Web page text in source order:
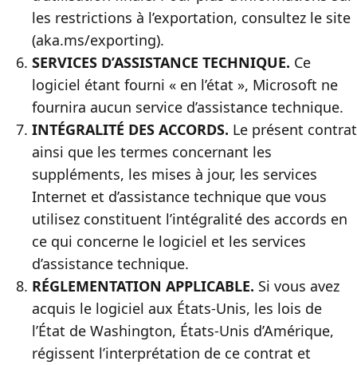
les restrictions à l’exportation, consultez le site
(aka.ms/exporting).
SERVICES D’ASSISTANCE TECHNIQUE. Ce
logiciel étant fourni « en l’état », Microsoft ne
fournira aucun service d’assistance technique.
INTÉGRALITÉ DES ACCORDS. Le présent contrat
ainsi que les termes concernant les
suppléments, les mises à jour, les services
Internet et d’assistance technique que vous
utilisez constituent l’intégralité des accords en
ce qui concerne le logiciel et les services
d’assistance technique.
RÉGLEMENTATION APPLICABLE. Si vous avez
acquis le logiciel aux États-Unis, les lois de
l’État de Washington, États-Unis d’Amérique,
régissent l’interprétation de ce contrat et